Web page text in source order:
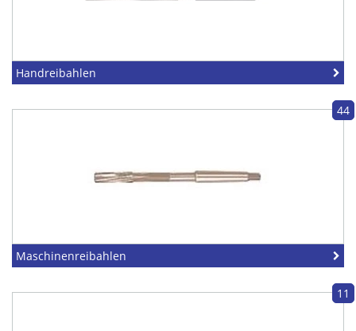
Handreibahlen
44
Maschinenreibahlen
11